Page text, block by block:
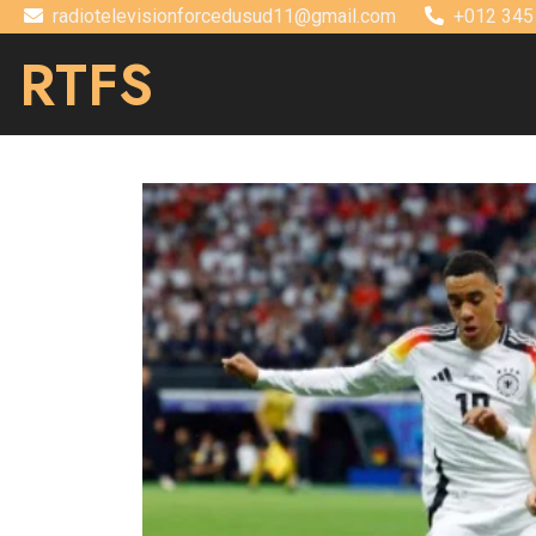
radiotelevisionforcedusud11@gmail.com +012
RTFS